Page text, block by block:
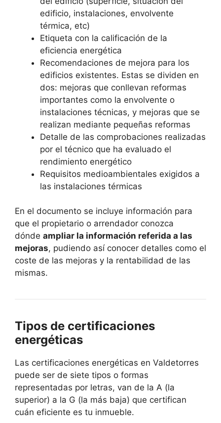
edificio, instalaciones, envolvente
térmica, etc)
Etiqueta con la calificación de la
eficiencia energética
Recomendaciones de mejora para los
edificios existentes. Estas se dividen en
dos: mejoras que conllevan reformas
importantes como la envolvente o
instalaciones técnicas, y mejoras que se
realizan mediante pequeñas reformas
Detalle de las comprobaciones realizadas
por el técnico que ha evaluado el
rendimiento energético
Requisitos medioambientales exigidos a
las instalaciones térmicas
En el documento se incluye información para
que el propietario o arrendador conozca
dónde ampliar la información referida a las
mejoras, pudiendo así conocer detalles como el
coste de las mejoras y la rentabilidad de las
mismas.
Tipos de certificaciones
energéticas
Las certificaciones energéticas en Valdetorres
puede ser de siete tipos o formas
representadas por letras, van de la A (la
superior) a la G (la más baja) que certifican
cuán eficiente es tu inmueble.